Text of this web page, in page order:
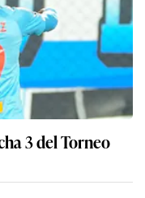
3 del Torneo